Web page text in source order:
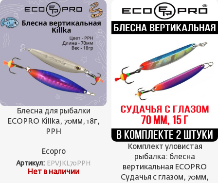
Блесна для рыбалки
ECOPRO Killka, 70мм, 18г,
PPH
Ecopro
Артикул: EPVJKL70PPH
Нет в наличии
Комплект уловистая
рыбалка: блесна
вертикальная ECOPRO
Судачья с глазом, 70мм,